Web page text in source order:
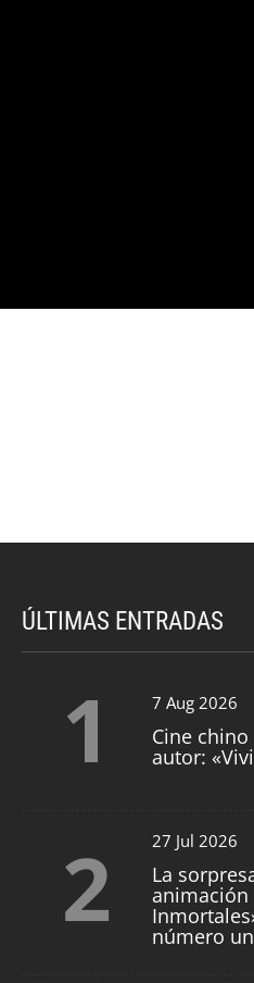
ÚLTIMAS ENTRADAS
1 7 Aug 2026
Cine
autor:
2 27 Jul 2026
La
animación
número